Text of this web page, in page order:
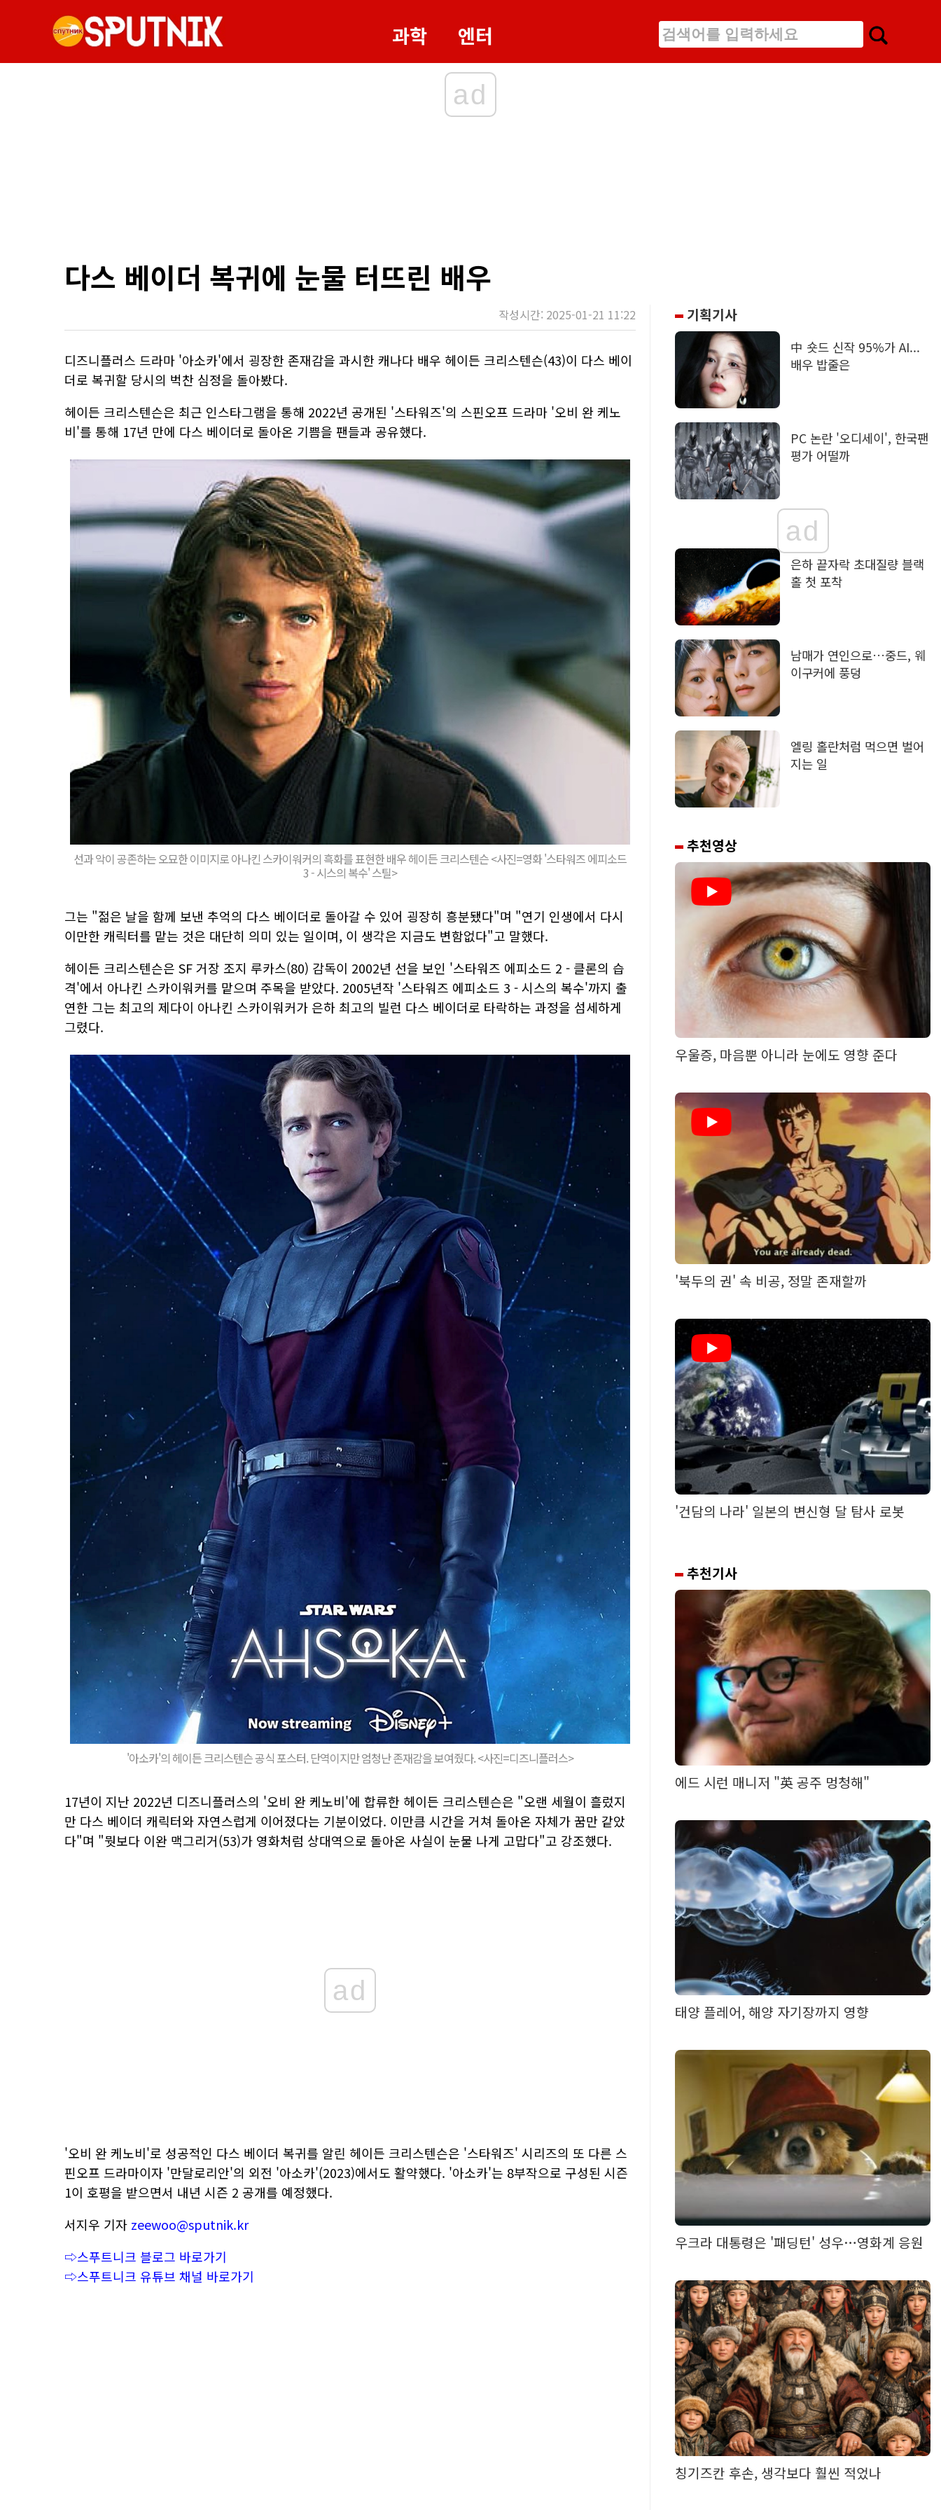
과학 엔터
ad
다스 베이더 복귀에 눈물 터뜨린 배우
작성시간: 2025-01-21 11:22
디즈니플러스 드라마 '아소카'에서 굉장한 존재감을 과시한 캐나다 배우 헤이든 크리스텐슨(43)이 다스 베이
더로 복귀할 당시의 벅찬 심정을 돌아봤다.
헤이든 크리스텐슨은 최근 인스타그램을 통해 2022년 공개된 '스타워즈'의 스핀오프 드라마 '오비 완 케노
비'를 통해 17년 만에 다스 베이더로 돌아온 기쁨을 팬들과 공유했다.
선과 악이 공존하는 오묘한 이미지로 아나킨 스카이워커의 흑화를 표현한 배우 헤이든 크리스텐슨 <사진=영화 '스타워즈 에피소드
3 - 시스의 복수' 스틸>
그는 "젊은 날을 함께 보낸 추억의 다스 베이더로 돌아갈 수 있어 굉장히 흥분됐다"며 "연기 인생에서 다시
이만한 캐릭터를 맡는 것은 대단히 의미 있는 일이며, 이 생각은 지금도 변함없다"고 말했다.
헤이든 크리스텐슨은 SF 거장 조지 루카스(80) 감독이 2002년 선을 보인 '스타워즈 에피소드 2 - 클론의 습
격'에서 아나킨 스카이워커를 맡으며 주목을 받았다. 2005년작 '스타워즈 에피소드 3 - 시스의 복수'까지 출
연한 그는 최고의 제다이 아나킨 스카이워커가 은하 최고의 빌런 다스 베이더로 타락하는 과정을 섬세하게
그렸다.
'아소카'의 헤이든 크리스텐슨 공식 포스터. 단역이지만 엄청난 존재감을 보여줬다. <사진=디즈니플러스>
17년이 지난 2022년 디즈니플러스의 '오비 완 케노비'에 합류한 헤이든 크리스텐슨은 "오랜 세월이 흘렀지
만 다스 베이더 캐릭터와 자연스럽게 이어졌다는 기분이었다. 이만큼 시간을 거쳐 돌아온 자체가 꿈만 같았
다"며 "뭣보다 이완 맥그리거(53)가 영화처럼 상대역으로 돌아온 사실이 눈물 나게 고맙다"고 강조했다.
ad
'오비 완 케노비'로 성공적인 다스 베이더 복귀를 알린 헤이든 크리스텐슨은 '스타워즈' 시리즈의 또 다른 스
핀오프 드라마이자 '만달로리안'의 외전 '아소카'(2023)에서도 활약했다. '아소카'는 8부작으로 구성된 시즌
1이 호평을 받으면서 내년 시즌 2 공개를 예정했다.
서지우 기자 zeewoo@sputnik.kr
⇨스푸트니크 블로그 바로가기
⇨스푸트니크 유튜브 채널 바로가기
기획기사
中 숏드 신작 95%가 AI...
배우 밥줄은
PC 논란 '오디세이', 한국팬
평가 어떨까
ad
은하 끝자락 초대질량 블랙
홀 첫 포착
남매가 연인으로…중드, 웨
이구커에 풍덩
엘링 홀란처럼 먹으면 벌어
지는 일
추천영상
우울증, 마음뿐 아니라 눈에도 영향 준다
'북두의 권' 속 비공, 정말 존재할까
'건담의 나라' 일본의 변신형 달 탐사 로봇
추천기사
에드 시런 매니저 "英 공주 멍청해"
태양 플레어, 해양 자기장까지 영향
우크라 대통령은 '패딩턴' 성우…영화계 응원
칭기즈칸 후손, 생각보다 훨씬 적었나